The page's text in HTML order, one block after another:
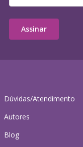
Dúvidas/Atendimento
Autores
Blog
Assinar